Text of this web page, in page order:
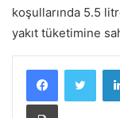
koşullarında 5.5
yakıt tüketimine